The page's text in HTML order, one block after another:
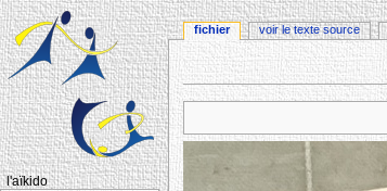
Aller à : navigation,rechercher
fichier voir le texte source
l'aïkido